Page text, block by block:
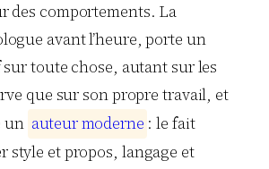
des comportements. La
avant l’heure, porte un
toute chose, autant sur les
que sur son propre travail, et
un auteurmoderne : le fait
style et propos, langage et